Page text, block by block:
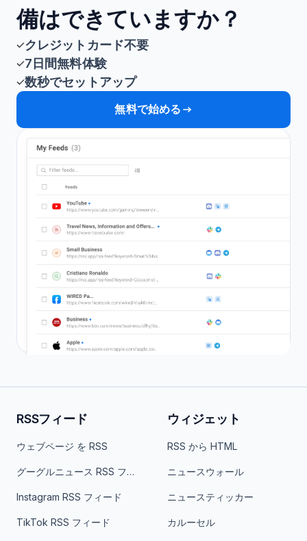
備はできていますか？
クレジットカード不要
7日間無料体験
数秒でセットアップ
無料で始める
RSSフィード
ウェブページ を RSS
グーグルニュース RSS フィード
Instagram RSS フィード
TikTok RSS フィード
ウィジェット
RSS から HTML
ニュースウォール
ニュースティッカー
カルーセル